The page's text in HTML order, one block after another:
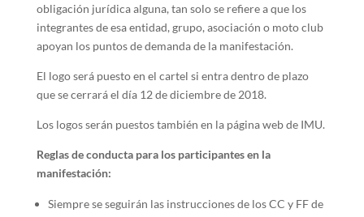
obligación jurídica alguna, tan solo se refiere a que los
integrantes de esa entidad, grupo, asociación o moto club
apoyan los puntos de demanda de la manifestación.
El logo será puesto en el cartel si entra dentro de plazo
que se cerrará el día 12 de diciembre de 2018.
Los logos serán puestos también en la página web de IMU.
Reglas de conducta para los participantes en la
manifestación:
Siempre se seguirán las instrucciones de los CC y FF de